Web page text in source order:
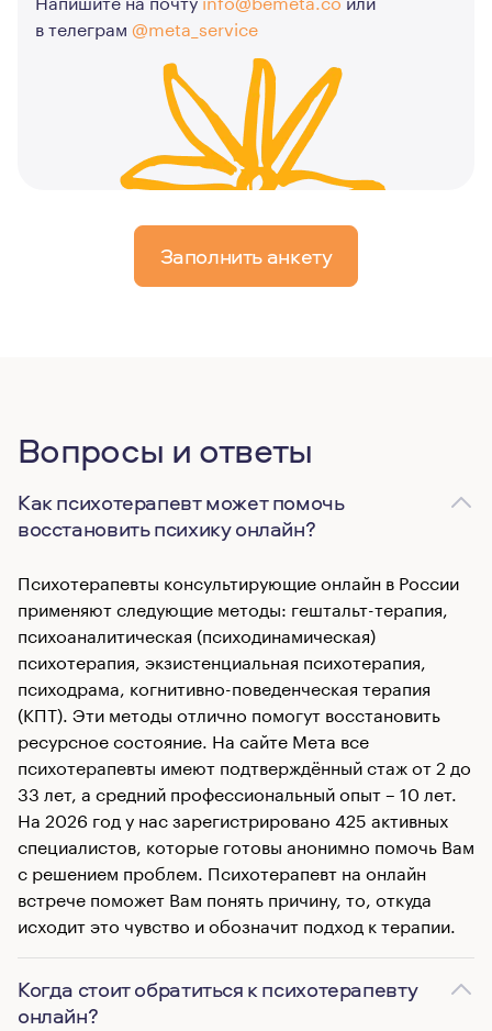
в телеграм @meta_service
Заполнить анкету
Вопросы и ответы
Как психотерапевт может помочь
восстановить психику онлайн?
Психотерапевты консультирующие онлайн в России
применяют следующие методы: гештальт-терапия,
психоаналитическая (психодинамическая)
психотерапия, экзистенциальная психотерапия,
психодрама, когнитивно-поведенческая терапия
(КПТ). Эти методы отлично помогут восстановить
ресурсное состояние. На сайте Мета все
психотерапевты имеют подтверждённый стаж от 2 до
33 лет, а средний профессиональный опыт – 10 лет.
На 2026 год у нас зарегистрировано 425 активных
специалистов, которые готовы анонимно помочь Вам
с решением проблем. Психотерапевт на онлайн
встрече поможет Вам понять причину, то, откуда
исходит это чувство и обозначит подход к терапии.
Когда стоит обратиться к психотерапевту
онлайн?